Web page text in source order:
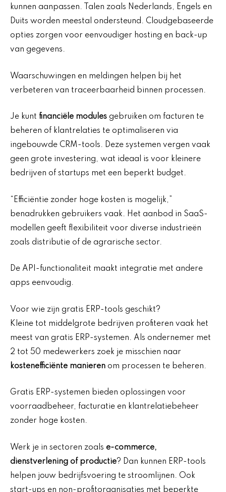
kunnen aanpassen. Talen zoals Nederlands, Engels en
Duits worden meestal ondersteund. Cloudgebaseerde
opties zorgen voor eenvoudiger hosting en back-up
van gegevens.
Waarschuwingen en meldingen helpen bij het
verbeteren van traceerbaarheid binnen processen.
Je kunt financiële modules gebruiken om facturen te
beheren of klantrelaties te optimaliseren via
ingebouwde CRM-tools. Deze systemen vergen vaak
geen grote investering, wat ideaal is voor kleinere
bedrijven of startups met een beperkt budget.
“Efficiëntie zonder hoge kosten is mogelijk,”
benadrukken gebruikers vaak. Het aanbod in SaaS-
modellen geeft flexibiliteit voor diverse industrieën
zoals distributie of de agrarische sector.
De API-functionaliteit maakt integratie met andere
apps eenvoudig.
Voor wie zijn gratis ERP-tools geschikt?
Kleine tot middelgrote bedrijven profiteren vaak het
meest van gratis ERP-systemen. Als ondernemer met
2 tot 50 medewerkers zoek je misschien naar
kostenefficiënte manieren om processen te beheren.
Gratis ERP-systemen bieden oplossingen voor
voorraadbeheer, facturatie en klantrelatiebeheer
zonder hoge kosten.
Werk je in sectoren zoals e-commerce,
dienstverlening of productie? Dan kunnen ERP-tools
helpen jouw bedrijfsvoering te stroomlijnen. Ook
start-ups en non-profitorganisaties met beperkte